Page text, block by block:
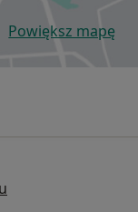
Powiększ mapę
otwiera się